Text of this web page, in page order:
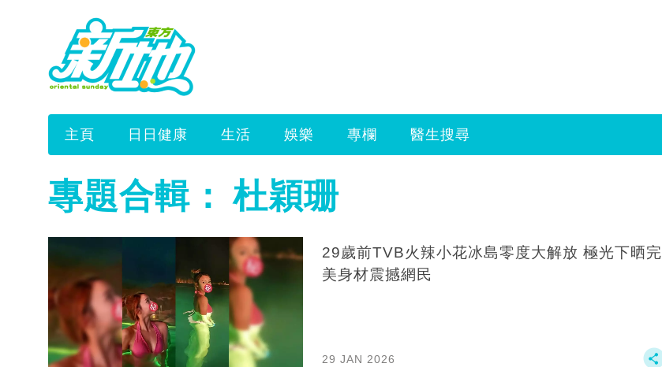
主頁 日日健康 生活 娛樂 專欄 醫生搜尋
專題合輯： 杜穎珊
29歲前TVB火辣小花冰島零度大解放 極光下晒完
美身材震撼網民
29 JAN 2026